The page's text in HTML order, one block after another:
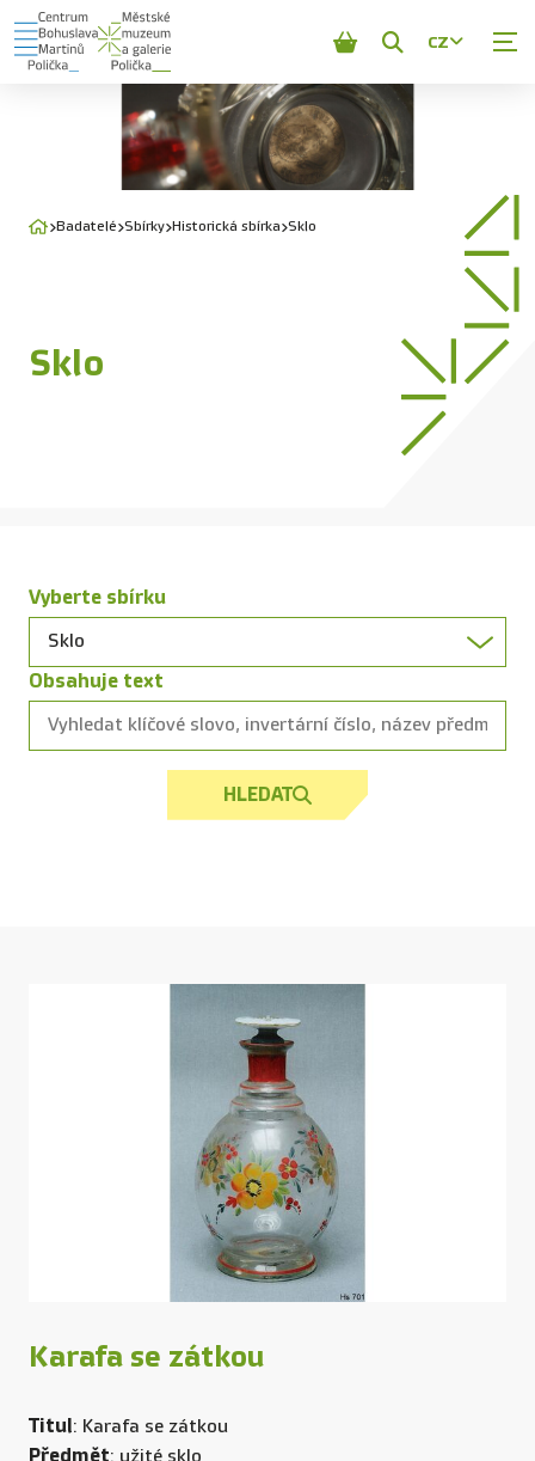
Zobrazit
vyhledávání
CZ
Badatelé Sbírky Historická sbírka Sklo
Sklo
Vyberte sbírku
Obsahuje text
HLEDAT
Karafa se zátkou
Titul: Karafa se zátkou
Předmět